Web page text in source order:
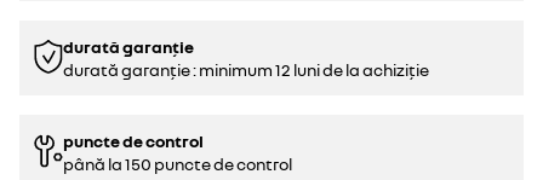
durată garanție
durată garanție : minimum 12 luni de la achiziție
puncte de control
până la 150 puncte de control